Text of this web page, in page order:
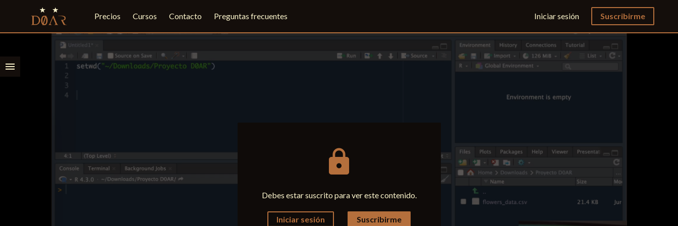
Precios Cursos Contacto Preguntas frecuentes Iniciar sesión Suscribirme
menu
lock
Debes estar suscrito para ver este contenido.
Iniciar sesión Suscribirme